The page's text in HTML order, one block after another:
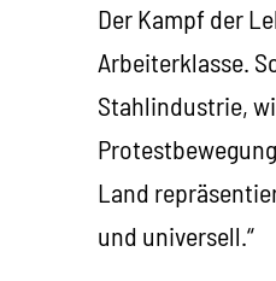
Der Kampf der
Arbeiterklasse.
Stahlindustrie,
Land
und universell.“